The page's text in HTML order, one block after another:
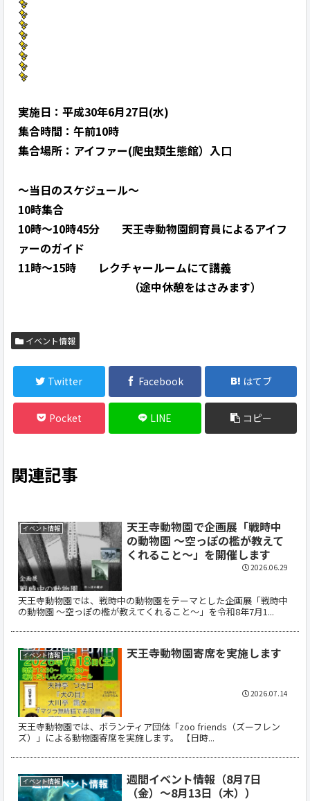
実施日：平成30年6月27日(水)
集合時間：午前10時
集合場所：アイファー(爬虫類生態館）入口
～当日のスケジュール～
10時集合
10時～10時45分 天王寺動物園飼育員によるアイフ
ァーのガイド
11時～15時 レクチャールームにて講義
（途中休憩をはさみます）
イベント情報
Twitter Facebook はてブ
Pocket LINE コピー
関連記事
イベント情報
天王寺動物園で企画展「戦時中
の動物園 ～空っぽの檻が教えて
くれること～」を開催します
天王寺動物園では、戦時中の動物園をテーマとした企画展「戦時中
の動物園 ～空っぽの檻が教えてくれること～」を令和8年7月1...
2026.06.29
イベント情報 天王寺動物園寄席を実施します
天王寺動物園では、ボランティア団体「zoo friends（ズーフレン
ズ）」による動物園寄席を実施します。 【日時...
2026.07.14
イベント情報
週間イベント情報（8月7日
（金）～8月13日（木））